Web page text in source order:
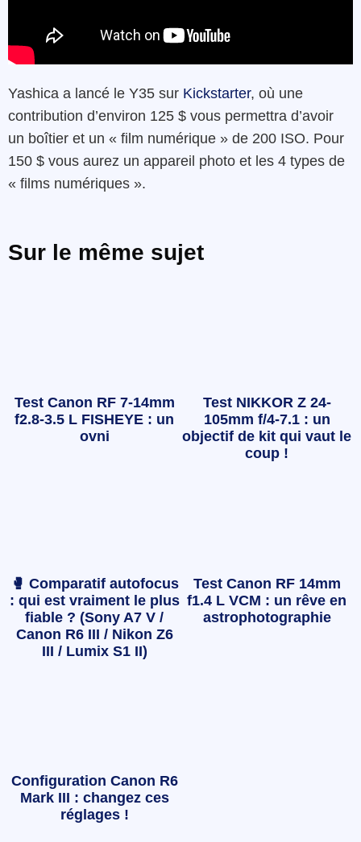
Yashica a lancé le Y35 sur Kickstarter, où une
contribution d’environ 125 $ vous permettra d’avoir
un boîtier et un « film numérique » de 200 ISO. Pour
150 $ vous aurez un appareil photo et les 4 types de
« films numériques ».
Sur le même sujet
Test Canon RF 7-14mm
f2.8-3.5 L FISHEYE : un
ovni
Test NIKKOR Z 24-
105mm f/4-7.1 : un
objectif de kit qui vaut le
coup !
🥊 Comparatif autofocus
: qui est vraiment le plus
fiable ? (Sony A7 V /
Canon R6 III / Nikon Z6
III / Lumix S1 II)
Test Canon RF 14mm
f1.4 L VCM : un rêve en
astrophotographie
Configuration Canon R6
Mark III : changez ces
réglages !